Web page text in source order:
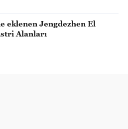
eklenen Jengdezhen El
Alanları